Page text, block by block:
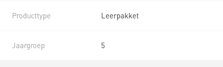
Producttype Leerpakket
Jaargroep 5